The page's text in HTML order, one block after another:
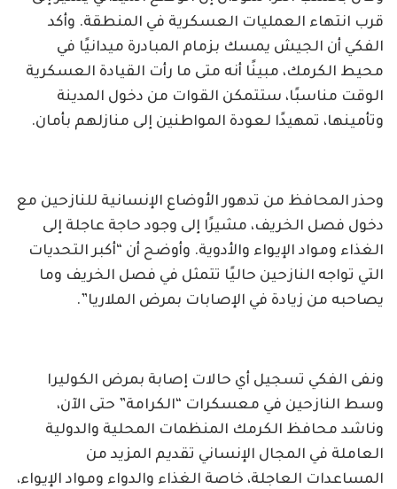
قرب انتهاء العمليات العسكرية في المنطقة. وأكد
الفكي أن الجيش يمسك بزمام المبادرة ميدانيًا في
محيط الكرمك، مبينًا أنه متى ما رأت القيادة العسكرية
الوقت مناسبًا، ستتمكن القوات من دخول المدينة
وتأمينها، تمهيدًا لعودة المواطنين إلى منازلهم بأمان.
وحذر المحافظ من تدهور الأوضاع الإنسانية للنازحين مع
دخول فصل الخريف، مشيرًا إلى وجود حاجة عاجلة إلى
الغذاء ومواد الإيواء والأدوية. وأوضح أن “أكبر التحديات
التي تواجه النازحين حاليًا تتمثل في فصل الخريف وما
يصاحبه من زيادة في الإصابات بمرض الملاريا”.
ونفى الفكي تسجيل أي حالات إصابة بمرض الكوليرا
وسط النازحين في معسكرات “الكرامة” حتى الآن،
وناشد محافظ الكرمك المنظمات المحلية والدولية
العاملة في المجال الإنساني تقديم المزيد من
المساعدات العاجلة، خاصة الغذاء والدواء ومواد الإيواء،